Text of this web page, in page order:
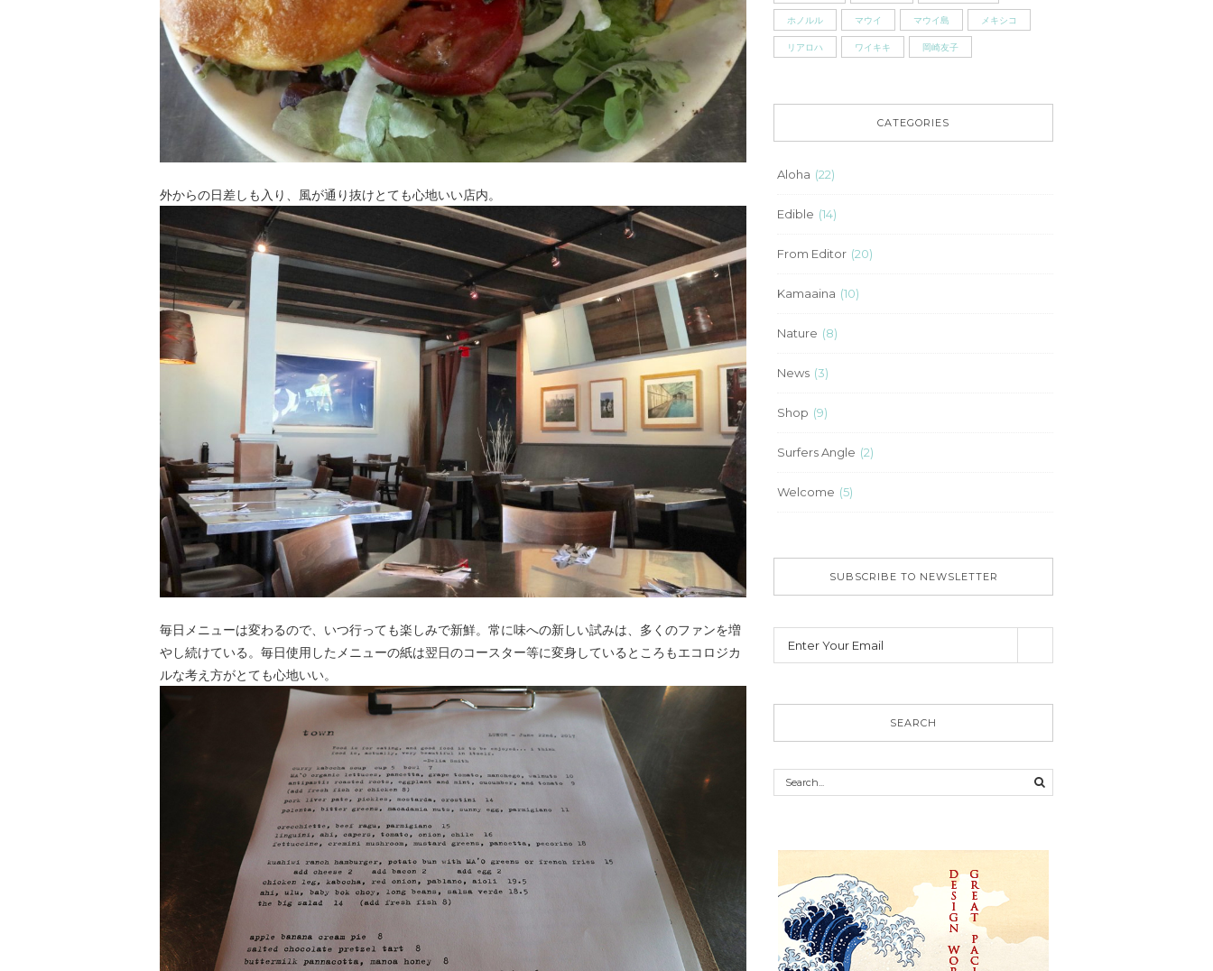
外からの日差しも入り、風が通り抜けとても心地いい店内。
毎日メニューは変わるので、いつ行っても楽しみで新鮮。常に味への新しい試みは、多くのファンを増
やし続けている。毎日使用したメニューの紙は翌日のコースター等に変身しているところもエコロジカ
ルな考え方がとても心地いい。
ホノルル マウイ マウイ島 メキシコ
リアロハ ワイキキ 岡崎友子
CATEGORIES
Aloha (22)
Edible (14)
From Editor (20)
Kamaaina (10)
Nature (8)
News (3)
Shop (9)
Surfers Angle (2)
Welcome (5)
SUBSCRIBE TO NEWSLETTER
SEARCH